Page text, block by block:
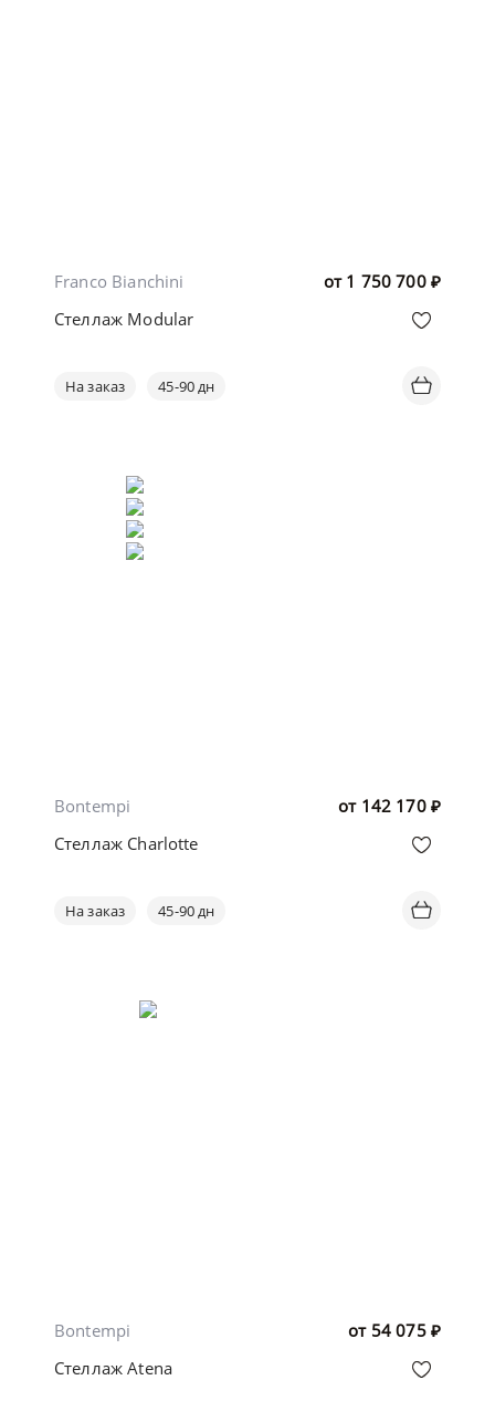
от 1 750 700 ₽
Franco Bianchini
Стеллаж Modular
На заказ 45-90 дн
от 142 170 ₽
Bontempi
Стеллаж Charlotte
На заказ 45-90 дн
от 54 075 ₽
Bontempi
Стеллаж Atena